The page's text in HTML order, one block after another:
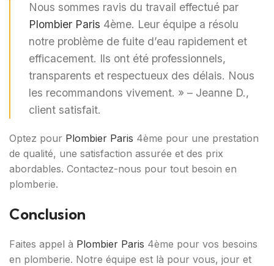
Nous sommes ravis du travail effectué par
Plombier Paris 4ème. Leur équipe a résolu
notre problème de fuite d’eau rapidement et
efficacement. Ils ont été professionnels,
transparents et respectueux des délais. Nous
les recommandons vivement. » – Jeanne D.,
client satisfait.
Optez pour Plombier Paris 4ème pour une prestation
de qualité, une satisfaction assurée et des prix
abordables. Contactez-nous pour tout besoin en
plomberie.
Conclusion
Faites appel à Plombier Paris 4ème pour vos besoins
en plomberie. Notre équipe est là pour vous, jour et